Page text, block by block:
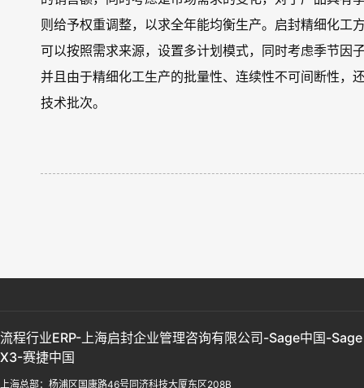
则给予权重调整，以求全年能均衡生产。启封精细化工
可以按照需求来源，设置多计划模式，同时考虑季节因
并且由于精细化工生产的批量性、连续性不可间断性，
技术批次。
流程行业ERP-上海启封企业管理咨询有限公司-Sage中国-Sage
X3-赛捷中国
上海总部：杨浦区国康路46号同济科技大厦东区208B